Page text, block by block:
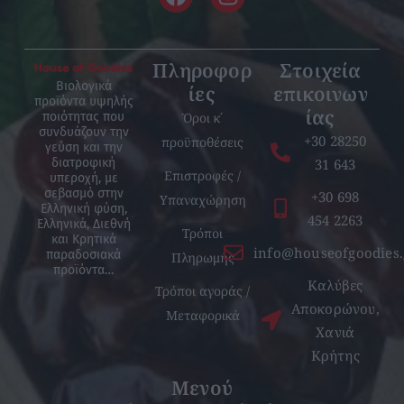
Βιολογικά
προϊόντα υψηλής
ποιότητας που
συνδυάζουν την
γεύση και την
διατροφική
υπεροχή, με
σεβασμό στην
Ελληνική φύση,
Ελληνικά, Διεθνή
και Κρητικά
παραδοσιακά
προϊόντα…
Πληροφορ
ίες
Όροι κ΄
προϋποθέσεις
Επιστροφές /
Υπαναχώρηση
Τρόποι
Πληρωμής
Τρόποι αγοράς /
Μεταφορικά
Στοιχεία
επικοινων
ίας
+30 28250
31 643
+30 698
454 2263
Καλύβες
Αποκορώνου,
Χανιά
Κρήτης
Μενού